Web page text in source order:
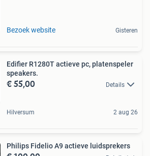
Bezoek website Gisteren
Edifier R1280T actieve pc, platenspeler
speakers.
€ 55,00 Details
Hilversum 2 aug 26
Philips Fidelio A9 actieve luidsprekers